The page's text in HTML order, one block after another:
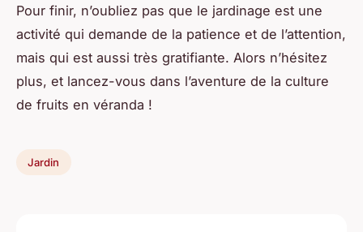
Pour finir, n’oubliez pas que le jardinage est une
activité qui demande de la patience et de l’attention,
mais qui est aussi très gratifiante. Alors n’hésitez
plus, et lancez-vous dans l’aventure de la culture
de fruits en véranda !
Jardin